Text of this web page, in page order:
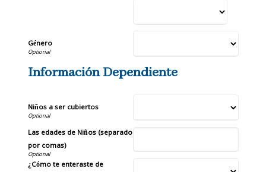
Género
Información Dependiente
Niños a ser cubiertos
Las edades de Niños (separado
por comas)
¿Cómo te enteraste de